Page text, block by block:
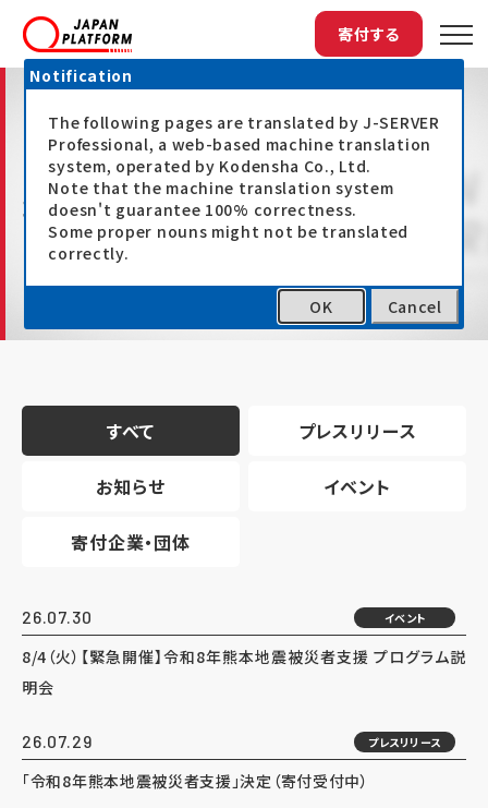
寄付する
最新情報
すべて プレスリリース
お知らせ イベント
寄付企業・団体
26.07.30 イベント
8/4（火）【緊急開催】令和8年熊本地震被災者支援 プログラム説
明会
26.07.29 プレスリリース
「令和8年熊本地震被災者支援」決定（寄付受付中）
Notification
The following pages are translated by J-SERVER
Professional, a web-based machine translation
system, operated by Kodensha Co., Ltd.
Note that the machine translation system
doesn't guarantee 100% correctness.
Some proper nouns might not be translated
correctly.
OK Cancel